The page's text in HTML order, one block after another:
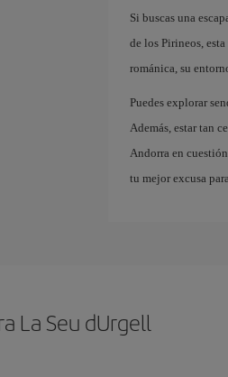
Si buscas una
de los Pirineos,
románica, su
Puedes explorar
Además, estar tan
Andorra en
tu mejor excusa
La Seu dUrgell